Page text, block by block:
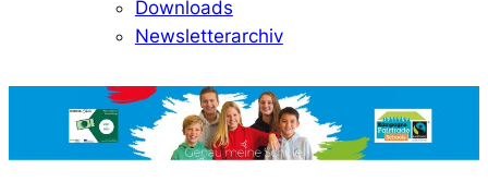
Downloads
Newsletterarchiv